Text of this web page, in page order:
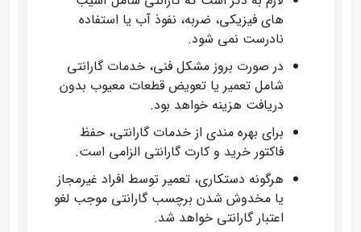
های فیزیکی، ضربه، نفوذ آب یا استفاده
نادرست نمی‌ شود.
در صورت بروز مشکل فنی، خدمات گارانتی
شامل تعمیر یا تعویض قطعات معیوب بدون
دریافت هزینه خواهد بود.
برای بهره‌ مندی از خدمات گارانتی، حفظ
فاکتور خرید و کارت گارانتی الزامی است.
هرگونه دستکاری، تعمیر توسط افراد غیرمجاز
یا مخدوش شدن برچسب گارانتی موجب لغو
اعتبار گارانتی خواهد شد.